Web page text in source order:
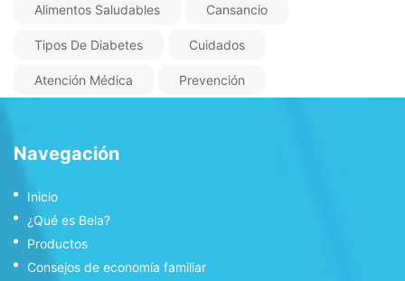
Alimentos Saludables Cansancio
Tipos De Diabetes Cuidados
Atención Médica Prevención
Navegación
Inicio
¿Qué es Bela?
Productos
Consejos de economía familiar